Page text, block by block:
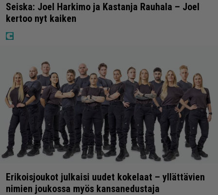
Seiska: Joel Harkimo ja Kastanja Rauhala – Joel
kertoo nyt kaiken
Erikoisjoukot julkaisi uudet kokelaat – yllättävien
nimien joukossa myös kansanedustaja